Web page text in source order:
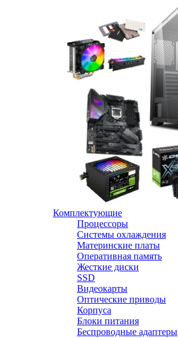
Комплектующие
Процессоры
Системы охлаждения
Материнские платы
Оперативная память
Жесткие диски
SSD
Видеокарты
Оптические приводы
Корпуса
Блоки питания
Беспроводные адаптеры